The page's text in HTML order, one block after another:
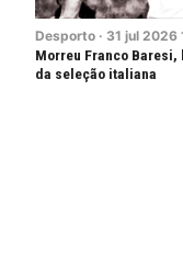
Desporto · 31 jul 2026
Morreu Franco Baresi,
da seleção italiana